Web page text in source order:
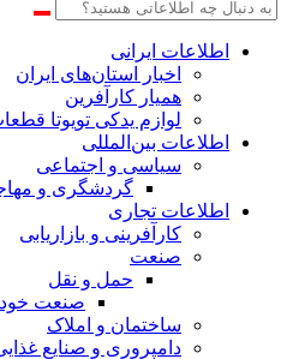
اطلاعات‌ ‎ایرانی
اخبار استان‌های ایران
همیار کارآفرین
لوازم یدکی تویوتا
اطلاعات بین‌المللی
سیاسی و اجتماعی
گردشگری و
اطلاعات تجاری
کارآفرینی و بازاریابی
صنعت
حمل و نقل
صنعت
ساختمان و املاک
دامپروری و صنایع